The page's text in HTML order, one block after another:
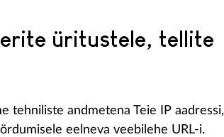
üritustele, tellite
tehniliste andmetena Teie IP aadressi,
eelneva veebilehe URL-i.